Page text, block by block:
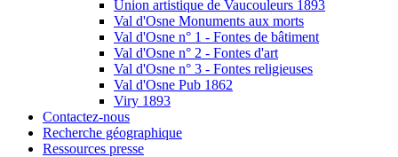
Union artistique de Vaucouleurs 1893
Val d'Osne Monuments aux morts
Val d'Osne n° 1 - Fontes de bâtiment
Val d'Osne n° 2 - Fontes d'art
Val d'Osne n° 3 - Fontes religieuses
Val d'Osne Pub 1862
Viry 1893
Contactez-nous
Recherche géographique
Ressources presse